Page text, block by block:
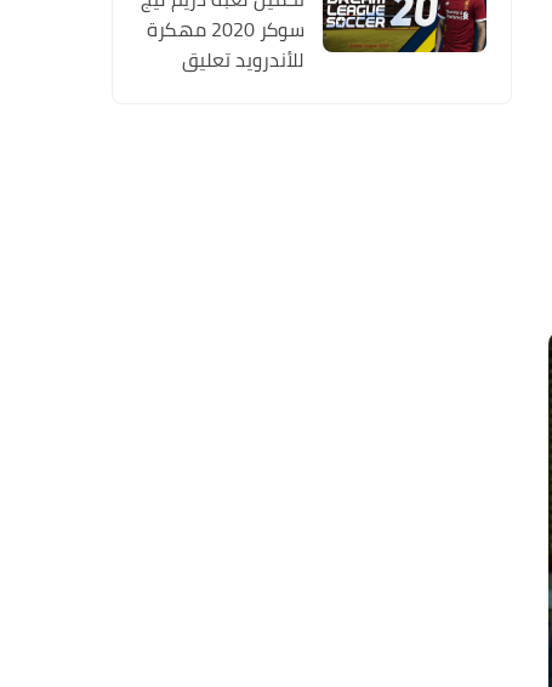
سوكر 2020 مهكرة
للأندرويد تعليق